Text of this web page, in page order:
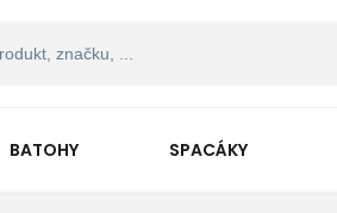
BATOHY SPACÁKY